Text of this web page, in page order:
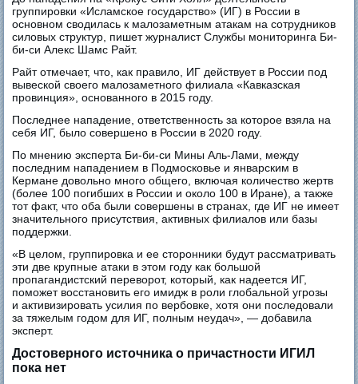
группировки «Исламское государство» (ИГ) в России в
основном сводилась к малозаметным атакам на сотрудников
силовых структур, пишет журналист Службы мониторинга Би-
би-си Алекс Шамс Райт.
Райт отмечает, что, как правило, ИГ действует в России под
вывеской своего малозаметного филиала «Кавказская
провинция», основанного в 2015 году.
Последнее нападение, ответственность за которое взяла на
себя ИГ, было совершено в России в 2020 году.
По мнению эксперта Би-би-си Мины Аль-Лами, между
последним нападением в Подмосковье и январским в
Кермане довольно много общего, включая количество жертв
(более 100 погибших в России и около 100 в Иране), а также
тот факт, что оба были совершены в странах, где ИГ не имеет
значительного присутствия, активных филиалов или базы
поддержки.
«В целом, группировка и ее сторонники будут рассматривать
эти две крупные атаки в этом году как большой
пропагандистский переворот, который, как надеется ИГ,
поможет восстановить его имидж в роли глобальной угрозы
и активизировать усилия по вербовке, хотя они последовали
за тяжелым годом для ИГ, полным неудач», — добавила
эксперт.
Достоверного источника о причастности ИГИЛ
пока нет